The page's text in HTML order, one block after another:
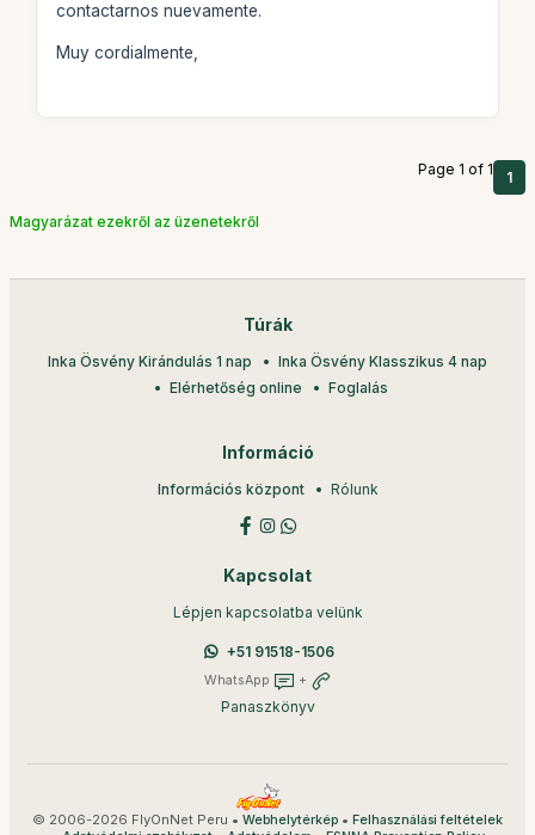
contactarnos nuevamente.
Muy cordialmente,
Page 1 of 1 1
Magyarázat ezekről az üzenetekről
Túrák
Inka Ösvény Kirándulás 1 nap
Inka Ösvény Klasszikus 4 nap
Elérhetőség online
Foglalás
Információ
Információs központ Rólunk
Kapcsolat
Lépjen kapcsolatba velünk
+51 91518-1506
WhatsApp +
Panaszkönyv
© 2006-2026 FlyOnNet Peru • Webhelytérkép • Felhasználási feltételek